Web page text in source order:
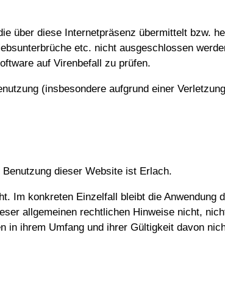
über diese Internetpräsenz übermittelt bzw.
etc. nicht ausgeschlossen
auf Virenbefall zu prüfen.
(insbesondere aufgrund einer
dieser Website ist Erlach.
Im konkreten Einzelfall bleibt die Anwendung
allgemeinen rechtlichen Hinweise nicht,
in ihrem Umfang und ihrer Gültigkeit davon